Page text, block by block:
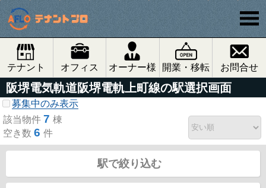
テナント オフィス オーナー様 開業・移転 お問合せ
阪堺電気軌道阪堺電軌上町線の駅選択画面
募集中のみ表示
該当物件 7 棟
空き数 6 件
駅で絞り込む